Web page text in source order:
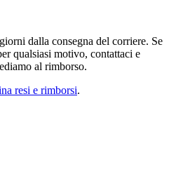
dalla consegna del corriere. Se
qualsiasi motivo, contattaci e
al rimborso.
resi e rimborsi.